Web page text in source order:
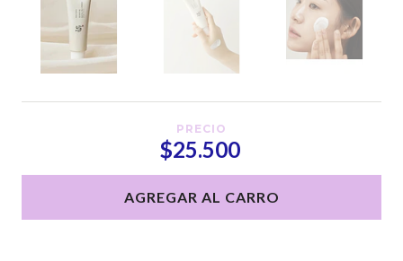
PRECIO
$25.500
AGREGAR AL CARRO